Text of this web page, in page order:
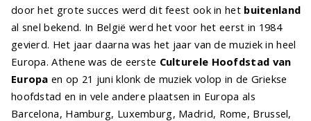
door het grote succes werd dit feest ook in het buitenland
al snel bekend. In België werd het voor het eerst in 1984
gevierd. Het jaar daarna was het jaar van de muziek in heel
Europa. Athene was de eerste Culturele Hoofdstad van
Europa en op 21 juni klonk de muziek volop in de Griekse
hoofdstad en in vele andere plaatsen in Europa als
Barcelona, Hamburg, Luxemburg, Madrid, Rome, Brussel,